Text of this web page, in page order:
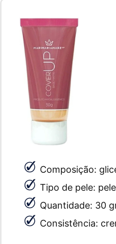
Composição:
Tipo de pele:
Quantidade: 30
Consistência: